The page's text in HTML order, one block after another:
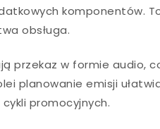
komponentów.
obsługa.
przekaz w formie audio,
planowanie emisji
promocyjnych.